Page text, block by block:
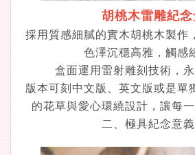
胡桃木雷雕紀
採用質感細膩的實木胡桃木製作
色澤沉穩高雅，觸感
盒面運用雷射雕刻技術，
版本可刻中文版、英文版或是單
的花草與愛心環繞設計，讓每
二、極具紀念意義